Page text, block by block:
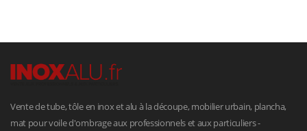
Vente de tube, tôle en inox et alu à la découpe, mobilier urbain, plancha,
mat pour voile d'ombrage aux professionnels et aux particuliers -